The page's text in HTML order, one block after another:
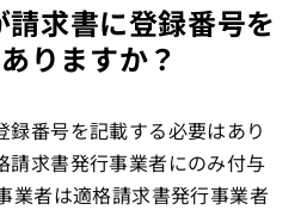
求書に登録番号を
りますか？
番号を記載する必要はあり
請求書発行事業者にのみ付与
業者は適格請求書発行事業者